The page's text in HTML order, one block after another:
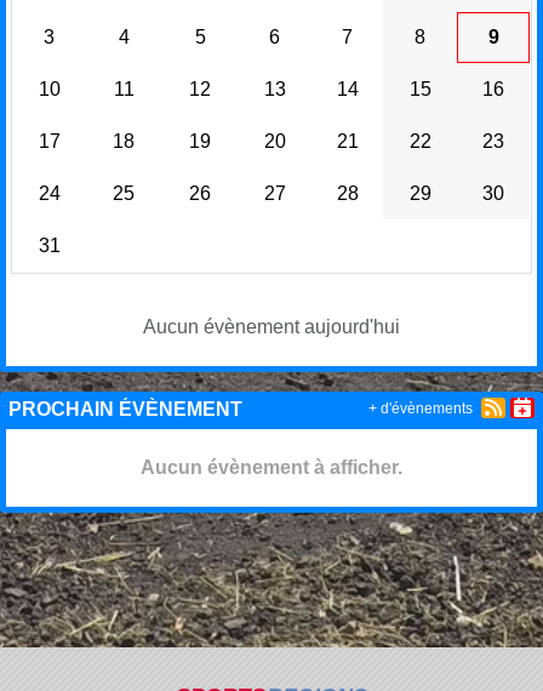
3 4 5 6 7 8 9
10 11 12 13 14 15 16
17 18 19 20 21 22 23
24 25 26 27 28 29 30
31
Aucun évènement aujourd'hui
PROCHAIN ÉVÈNEMENT
Aucun évènement à afficher.
+ d'évènements